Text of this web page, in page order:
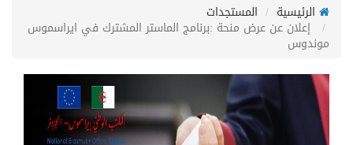
الرئيسية
المستجدات
إعلان عن عرض منحة :برنامج الماستر المشترك في ايراسموس
موندوس